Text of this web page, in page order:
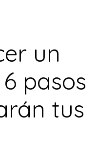
un
pasos
tus